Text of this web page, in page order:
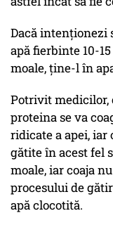
Dacă intenționezi
apă fierbinte 10-
moale, ține-l în
Potrivit medicilor,
proteina se va
ridicate a apei, iar
gătite în acest fel
moale, iar coaja
procesului de
apă clocotită.